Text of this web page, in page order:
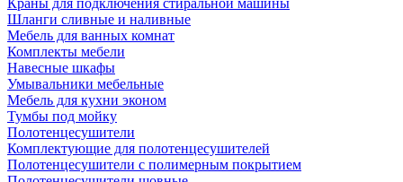
Краны для подключения стиральной машины
Шланги сливные и наливные
Мебель для ванных комнат
Комплекты мебели
Навесные шкафы
Умывальники мебельные
Мебель для кухни эконом
Тумбы под мойку
Полотенцесушители
Комплектующие для полотенцесушителей
Полотенцесушители с полимерным покрытием